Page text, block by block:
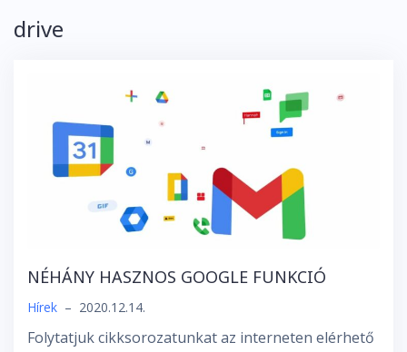
drive
NÉHÁNY HASZNOS GOOGLE FUNKCIÓ
Hírek – 2020.12.14.
Folytatjuk cikksorozatunkat az interneten elérhető